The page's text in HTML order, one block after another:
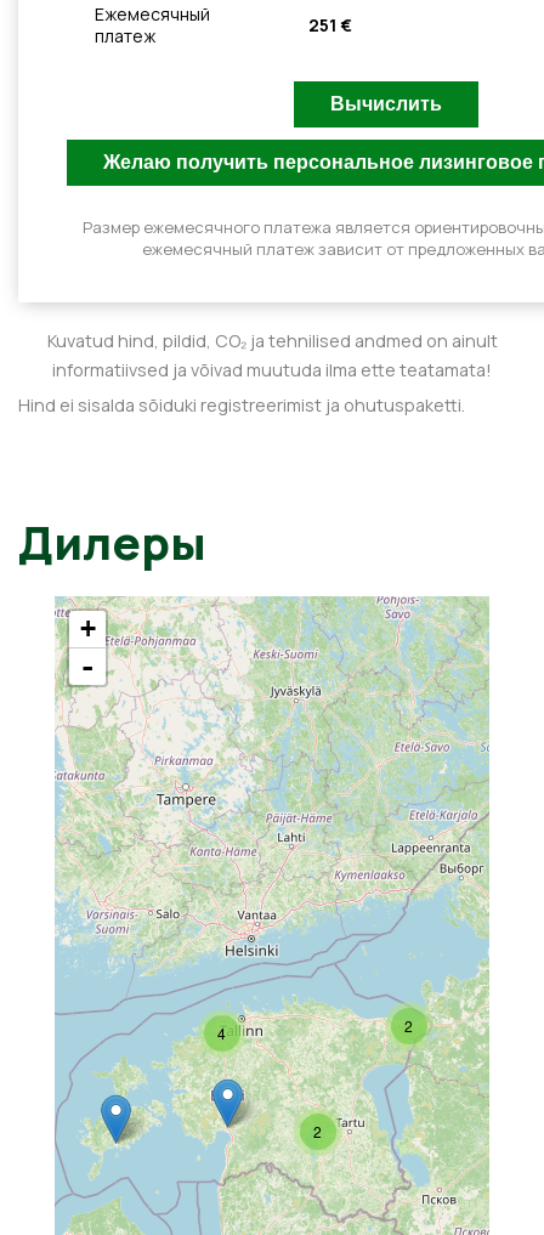
Ежемесячный
платеж
251 €
Размер ежемесячного платежа является
ежемесячный платеж зависит от предложенных
Kuvatud hind, pildid, CO₂ ja tehnilised andmed on ainult
informatiivsed ja võivad muutuda ilma ette teatamata!
Hind ei sisalda sõiduki registreerimist ja ohutuspaketti.
Дилеры
2
2
4
+
-